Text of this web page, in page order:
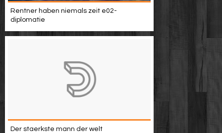
Rentner haben niemals zeit e02-
diplomatie
Der staerkste mann der welt